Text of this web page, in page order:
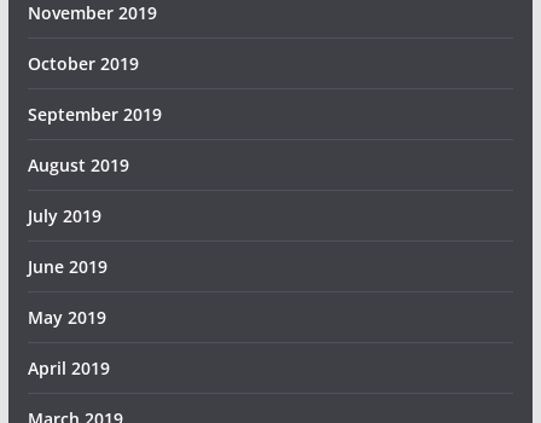
November 2019
October 2019
September 2019
August 2019
July 2019
June 2019
May 2019
April 2019